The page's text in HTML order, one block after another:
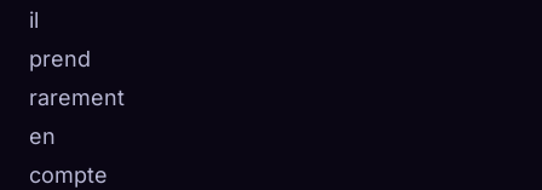
il
prend
rarement
en
compte